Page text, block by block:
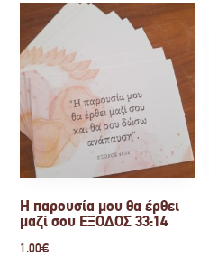
Η παρουσία μου θα έρθει
μαζί σου ΕΞΟΔΟΣ 33:14
1.00€